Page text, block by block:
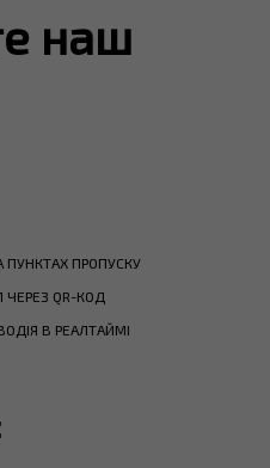
наш
ПУНКТАХ ПРОПУСКУ
ЧЕРЕЗ QR-КОД
В РЕАЛТАЙМІ